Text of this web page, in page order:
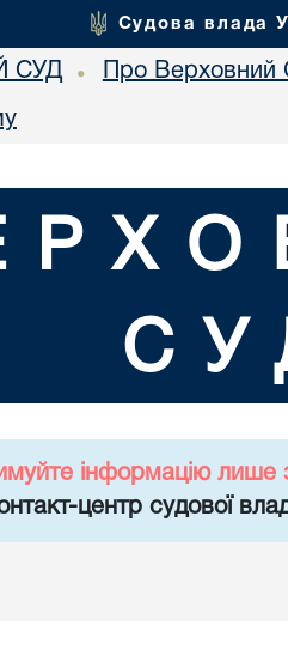
Судова влада
СУД • Про Верховний
інформацію лише
центр судової